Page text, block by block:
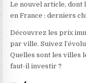
Le nouvel article, dont
en France : derniers
Découvrez les prix
par ville. Suivez
Quelles sont les villes
faut-il investir ?